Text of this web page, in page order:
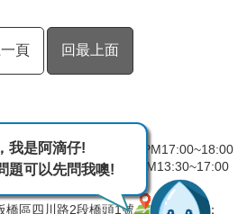
頁 回最上面
彈性下班時間：PM17:00~18:00
期五 AM08:30~12:30 PM13:30~17:00
橋區四川路2段橋頭1號
電話：
我是阿滴仔!
題可以先問我噢!